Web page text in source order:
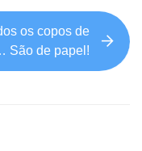
os copos de
São de papel!